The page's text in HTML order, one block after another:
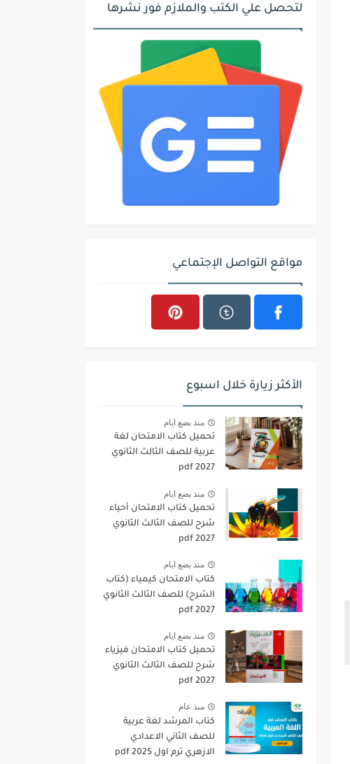
لتحصل علي الكتب والملازم فور نشرها
مواقع التواصل الإجتماعي
الأكثر زيارة خلال اسبوع
منذ بضع ايام
تحميل كتاب الامتحان لغة
عربية للصف الثالث الثانوي
2027 pdf
منذ بضع ايام
تحميل كتاب الامتحان أحياء
شرح للصف الثالث الثانوي
2027 pdf
منذ بضع ايام
كتاب الامتحان كيمياء (كتاب
الشرح) للصف الثالث الثانوي
pdf 2027
منذ بضع ايام
تحميل كتاب الامتحان فيزياء
شرح للصف الثالث الثانوي
2027 pdf
منذ عام
كتاب المرشد لغة عربية
للصف الثاني الاعدادي
الازهري ترم اول 2025 pdf